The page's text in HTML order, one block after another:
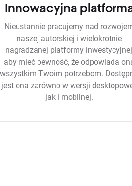
Innowacyjna
Nieustannie pracujemy nad
naszej autorskiej i wielokrotnie
nagradzanej platformy
aby mieć pewność, że odpowiada
wszystkim Twoim potrzebom.
jest ona zarówno w wersji
jak i mobilnej.